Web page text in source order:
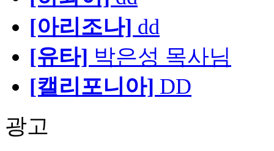
[아리조나] dd
[유타] 박은성 목사님
[캘리포니아] DD
광고